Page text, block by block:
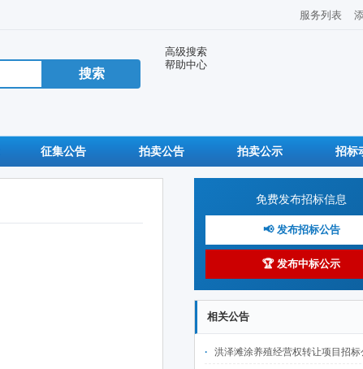
服务列表
高级搜索
帮助中心
征集公告 拍卖公告 拍卖公示 招标
免费发布招标信息
📢 发布招标公告
🏆 发布中标公示
相关公告
洪泽滩涂养殖经营权转让项目招标